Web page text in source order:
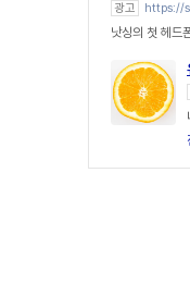
광고 https://
낫싱의 첫 헤